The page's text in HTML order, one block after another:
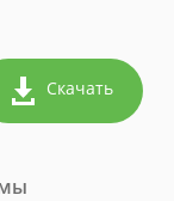
Скачать